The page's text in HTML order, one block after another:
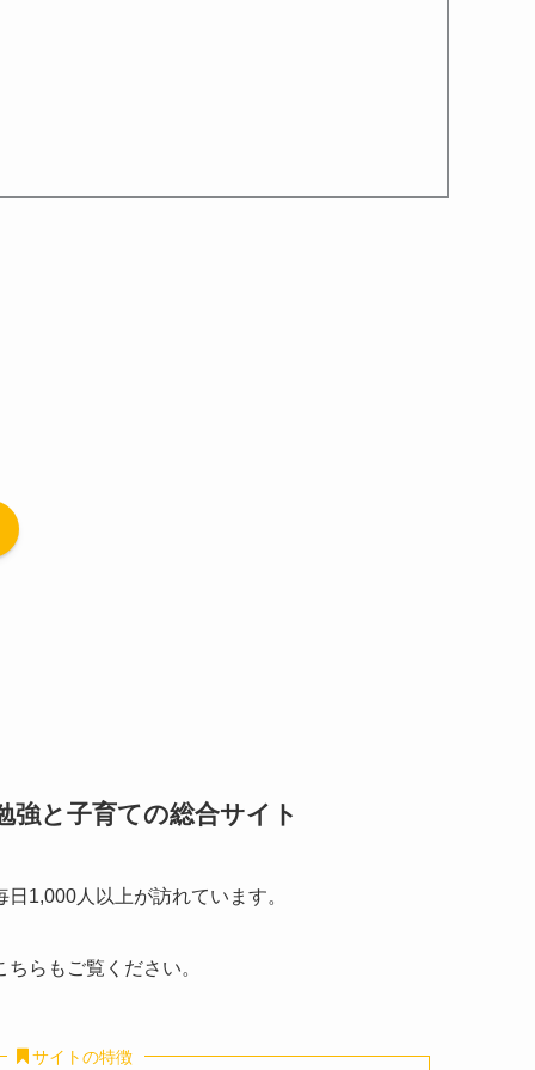
強と子育ての総合サイト
日1,000人以上が訪れています。
ちらもご覧ください。
サイトの特徴